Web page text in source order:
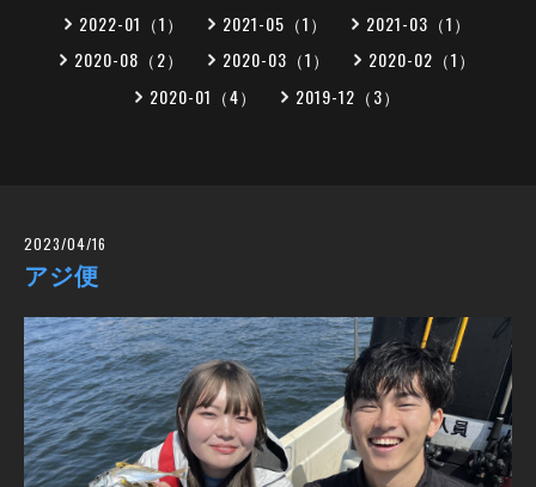
2022-01（1）
2021-05（1）
2021-03（1）
2020-08（2）
2020-03（1）
2020-02（1）
2020-01（4）
2019-12（3）
2023/04/16
アジ便